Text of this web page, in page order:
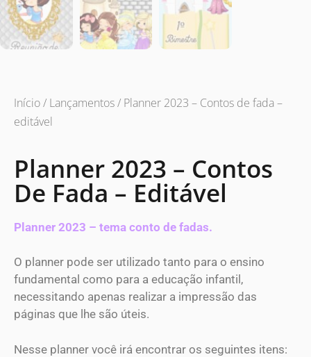
Início/ Lançamentos/ Planner 2023 – Contos de fada –
editável
Planner 2023 – Contos
De Fada – Editável
Planner 2023 – tema conto de fadas.
O planner pode ser utilizado tanto para o ensino
fundamental como para a educação infantil,
necessitando apenas realizar a impressão das
páginas que lhe são úteis.
Nesse planner você irá encontrar os seguintes itens: